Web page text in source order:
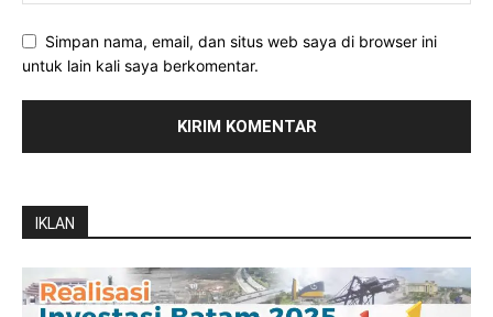
Simpan nama, email, dan situs web saya di browser ini
untuk lain kali saya berkomentar.
IKLAN